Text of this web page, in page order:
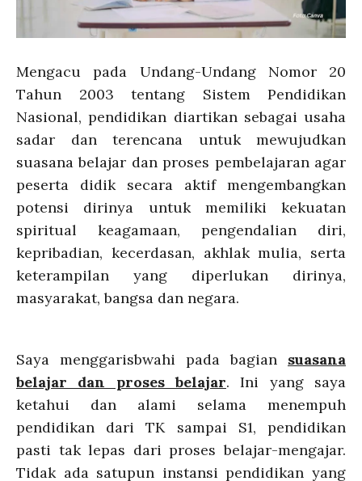
Mengacu pada Undang-Undang Nomor 20
Tahun 2003 tentang Sistem Pendidikan
Nasional, pendidikan diartikan sebagai usaha
sadar dan terencana untuk mewujudkan
suasana belajar dan proses pembelajaran agar
peserta didik secara aktif mengembangkan
potensi dirinya untuk memiliki kekuatan
spiritual keagamaan, pengendalian diri,
kepribadian, kecerdasan, akhlak mulia, serta
keterampilan yang diperlukan dirinya,
masyarakat, bangsa dan negara.
Saya menggarisbwahi pada bagian suasana
belajar dan proses belajar. Ini yang saya
ketahui dan alami selama menempuh
pendidikan dari TK sampai S1, pendidikan
pasti tak lepas dari proses belajar-mengajar.
Tidak ada satupun instansi pendidikan yang